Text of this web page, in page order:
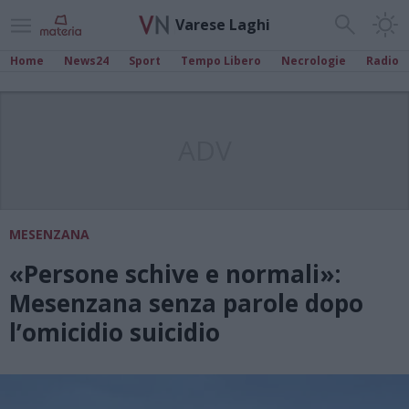
Varese Laghi
Home News24 Sport Tempo Libero Necrologie Radio
MESENZANA
«Persone schive e normali»:
Mesenzana senza parole dopo
l’omicidio suicidio